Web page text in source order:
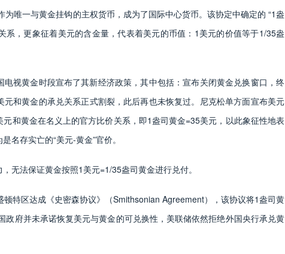
唯一与黄金挂钩的主权货币，成为了国际中心货币。该协定中确定的 “1盎
系，更象征着美元的含金量，代表着美元的币值：1美元的价值等于1/35盎
视黄金时段宣布了其新经济政策，其中包括：宣布关闭黄金兑换窗口，终
和黄金的承兑关系正式割裂，此后再也未恢复过。尼克松单方面宣布美元
和黄金在名义上的官方比价关系，即1盎司黄金=35美元，以此象征性地表
名存实亡的“美元-黄金”官价。
无法保证黄金按照1美元=1/35盎司黄金进行兑付。
顿特区达成《史密森协议》（Smithsonian Agreement），该协议将1盎司黄
政府并未承诺恢复美元与黄金的可兑换性，美联储依然拒绝外国央行承兑黄